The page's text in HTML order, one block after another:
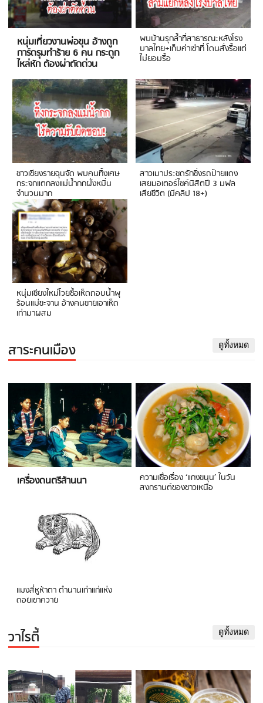
หนุ่มเที่ยวงานพ่อขุน อ้างถูก
การ์ดรุมทำร้าย 6 คน กระดูก
ไหล่หัก ต้องผ่าตัดด่วน
พบบ้านรุกล้ำที่สาธารณะหลังโรง
บาลไทย+เก็บค่าเช่าที่ โดนสั่งรื้อแต่
ไม่ยอมรื้อ
ชาวเชียงรายฉุนจัด พบคนทิ้งเศษ
กระจกแตกลงแม่น้ำกกฝั่งหมิ่น
จำนวนมาก
สาวเมาประชดรักซิ่งรถป้ายแดง
เสยมอเตอร์ไซค์นิสิตปี 3 มฟล
เสียชีวิต (มีคลิป 18+)
หนุ่มเชียงใหม่โวยซื้อเห็ดถอบน้ำพุ
ร้อนแม่ขะจาน อ้างคนขายเอาเห็ด
เก่ามาผสม
สาระคนเมือง ดูทั้งหมด
เครื่องดนตรีล้านนา ความเชื่อเรื่อง ‘แกงขนุน’ ในวัน
สงกรานต์ของชาวเหนือ
แมงสี่หูห้าตา ตำนานเก่าแก่แห่ง
ดอยเขาควาย
วาไรตี้ ดูทั้งหมด